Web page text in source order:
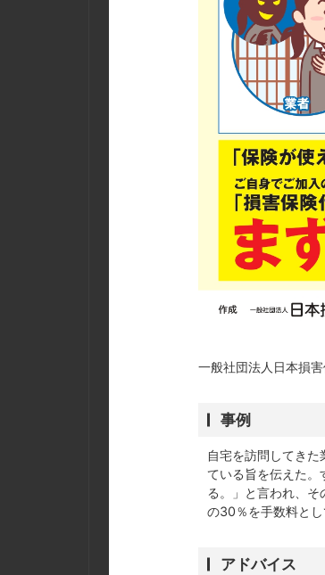
一般社団法人日本損
事例
自宅を訪問してき
ている旨を伝えた
る。」と言われ、
の30％を手数料とし
アドバイス